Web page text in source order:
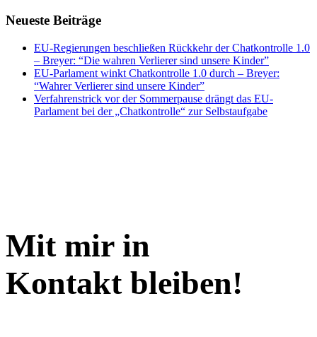
Neueste Beiträge
EU-Regierungen beschließen Rückkehr der Chatkontrolle 1.0
– Breyer: “Die wahren Verlierer sind unsere Kinder”
EU-Parlament winkt Chatkontrolle 1.0 durch – Breyer:
“Wahrer Verlierer sind unsere Kinder”
Verfahrenstrick vor der Sommerpause drängt das EU-
Parlament bei der „Chatkontrolle“ zur Selbstaufgabe
Mit mir in
Kontakt bleiben!